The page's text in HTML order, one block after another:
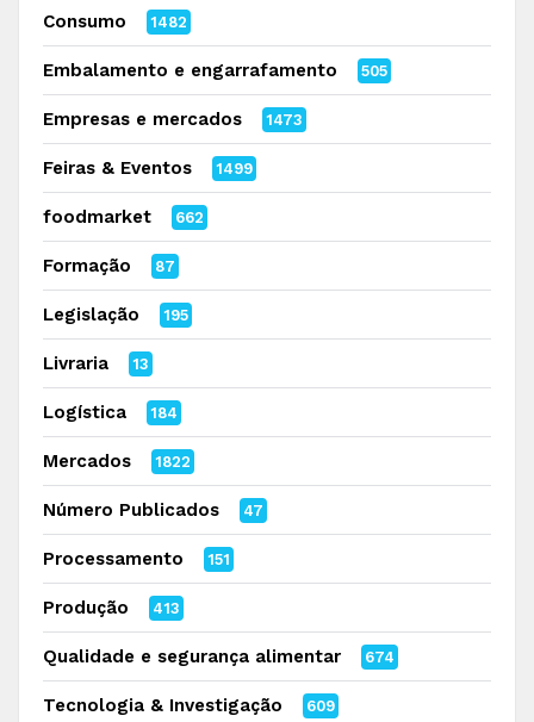
Consumo 1482
Embalamento e engarrafamento 505
Empresas e mercados 1473
Feiras & Eventos 1499
foodmarket 662
Formação 87
Legislação 195
Livraria 13
Logística 184
Mercados 1822
Número Publicados 47
Processamento 151
Produção 413
Qualidade e segurança alimentar 674
Tecnologia & Investigação 609